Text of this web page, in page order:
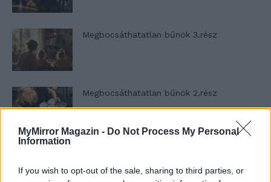
MyMirror Magazin - Do Not Process My Personal
Information
If you wish to opt-out of the sale, sharing to third parties, or
Megbocsáthatatlan bűnök 3.rész
Megbocsáthatatlan bűnök 2.rész